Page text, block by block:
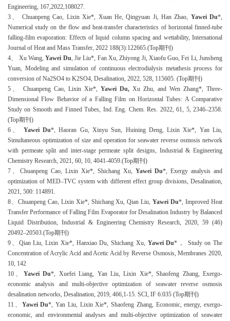
Engineering, 167,2022,108027.
3 、 Chuanpeng Cao, Lixin Xie*, Xuan He, Qingyuan Ji, Han Zhao, Yawei Du*,
Numerical study on the flow and heat-transfer characteristics of horizontal finned-tube
falling-film evaporation: Effects of liquid column spacing and wettability, International
Journal of Heat and Mass Transfer, 2022 188(3):122665.(Top期刊)
4、 Xu Wang,Yawei Du, Jie Liu*, Fan Xu, Zhiyong Ji, Xiaofu Guo, Fei Li, Junsheng
Yuan, Modeling and simulation of continuous electrodialysis metathesis process for
conversion of Na2SO4 to K2SO4, Desalination, 2022, 528, 115605. (Top期刊)
5 、 Chuanpeng Cao, Lixin Xie*, Yawei Du, Xu Zhu, and Wen Zhang*, Three-
Dimensional Flow Behavior of a Falling Film on Horizontal Tubes: A Comparative
Study on Smooth and Finned Tubes, Ind. Eng. Chem. Res. 2022, 61, 5, 2346–2358.
(Top期刊)
6 、 Yawei Du*, Haoran Gu, Xinyu Sun, Huining Deng, Lixin Xie*, Yan Liu,
Simultaneous optimization of size and operation for seawater reverse osmosis network
with permeate split and inter-stage permeate split designs, Industrial & Engineering
Chemistry Research, 2021, 60, 10, 4041-4059.(Top期刊)
7 、 Chuanpeng Cao, Lixin Xie*, Shichang Xu, Yawei Du*, Exergy analysis and
optimization of MED–TVC system with different effect group divisions, Desalination,
2021, 500: 114891.
8、 Chuanpeng Cao, Lixin Xie*, Shichang Xu, Qian Liu,Yawei Du*, Improved Heat
Transfer Performance of Falling Film Evaporator for Desalination Industry by Balanced
Liquid Distribution, Industrial & Engineering Chemistry Research, 2020, 59 (46)
20492–20503.(Top期刊)
9 、 Qian Liu, Lixin Xie*, Hanxiao Du, Shichang Xu, Yawei Du*， Study on The
Concentration of Acrylic Acid and Acetic Acid by Reverse Osmosis, Membranes 2020,
10, 142
10 、 Yawei Du*, Xuefei Liang, Yan Liu, Lixin Xie*, Shaofeng Zhang, Exergo-
economic analysis and multi-objective optimization of seawater reverse osmosis
desalination networks, Desalination, 2019, 466,1-15. SCI, IF 6.035 (Top期刊)
11 、 Yawei Du*, Yan Liu, Lixin Xie*, Shaofeng Zhang, Economic, energy, exergo-
economic, and environmental analyses and multi-objective optimization of seawater